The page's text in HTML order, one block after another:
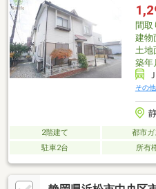
間取
建物
土地
築年
その
2階建て 都市ガ
駐車2台
所有